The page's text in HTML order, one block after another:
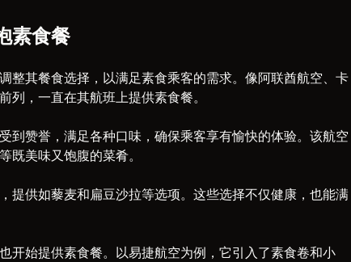
素食餐
整其餐食选择，以满足素食乘客的需求。像阿联酋航空、卡
，一直在其航班上提供素食餐。
到赞誉，满足各种口味，确保乘客享有愉快的体验。该航空
既美味又饱腹的菜肴。
提供如藜麦和扁豆沙拉等选项。这些选择不仅健康，也能满
开始提供素食餐。以易捷航空为例，它引入了素食卷和小